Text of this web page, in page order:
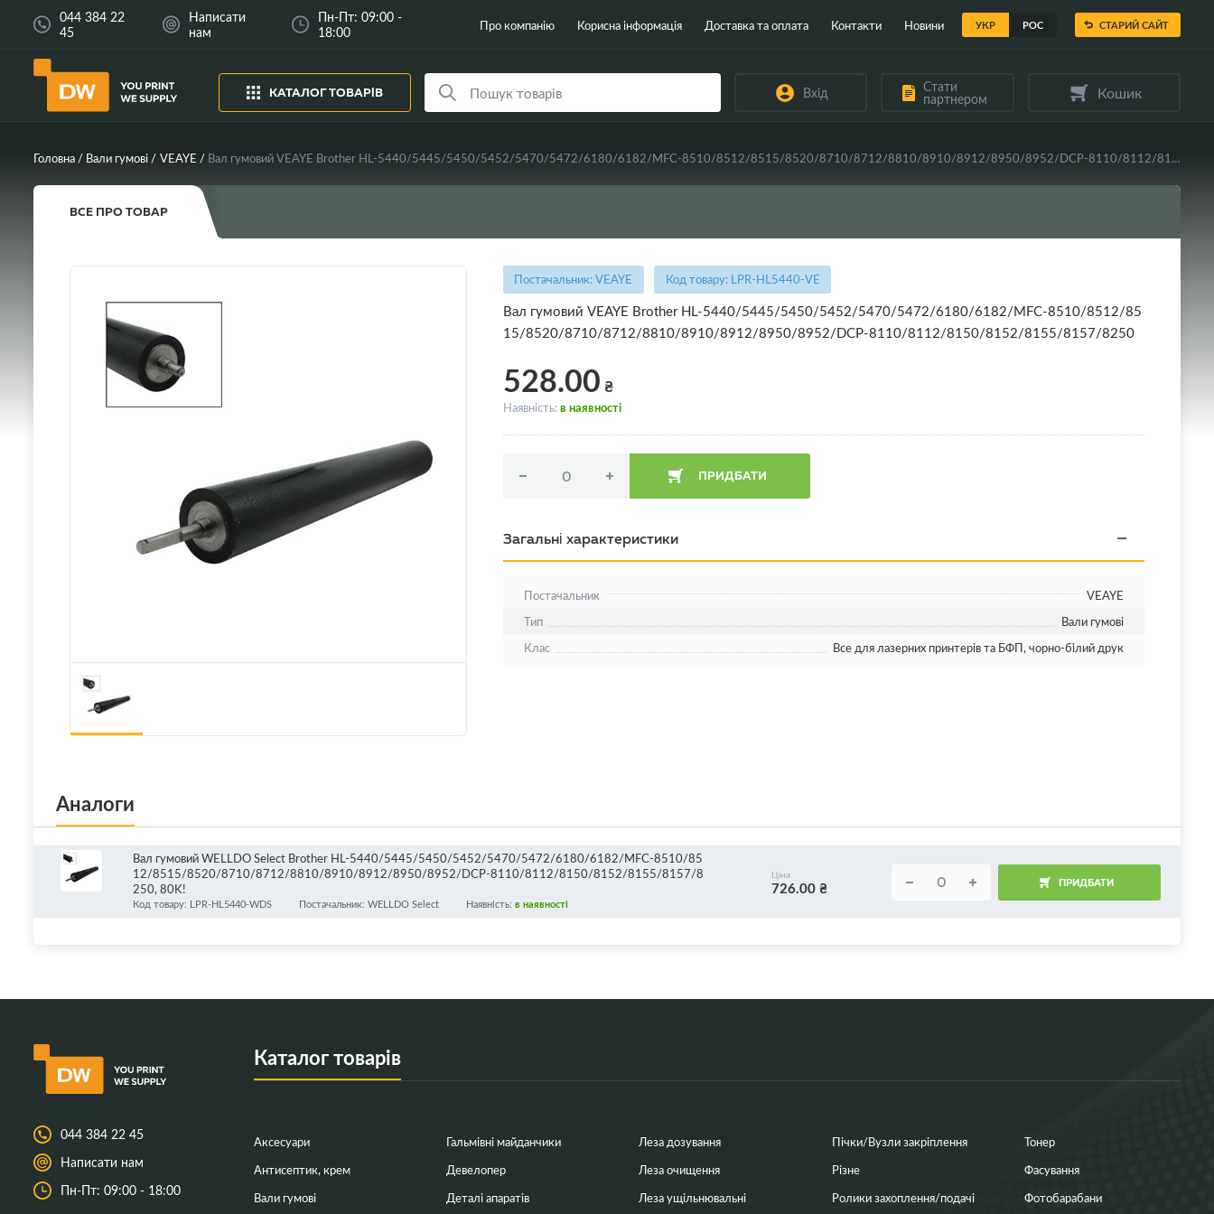
УКР РОС
044 384 22
45
Написати
нам
Пн-Пт: 09:00 -
18:00
Про компанію Корисна інформація Доставка та оплата Контакти Новини СТАРИЙ САЙТ
КАТАЛОГ ТОВАРІВ Вхід Стати
партнером Кошик
Головна Вали гумові VEAYE Вал гумовий VEAYE Brother HL-5440/5445/5450/5452/5470/5472/6180/6182/MFC-8510/8512/8515/8520/8710/8712/8810/8910/8912/8950/8952/DCP-8110/8112/8150/8152/8155/8157/8250
ВСЕ ПРО ТОВАР
Постачальник: VEAYE Код товару: LPR-HL5440-VE
Вал гумовий VEAYE Brother HL-5440/5445/5450/5452/5470/5472/6180/6182/MFC-8510/8512/85
15/8520/8710/8712/8810/8910/8912/8950/8952/DCP-8110/8112/8150/8152/8155/8157/8250
528.00 ₴
Наявність:в наявності
ПРИДБАТИ
Загальні характеристики
Постачальник
VEAYE
Тип
Вали гумові
Клас
Все для лазерних принтерів та БФП, чорно-білий друк
Аналоги
Вал гумовий WELLDO Select Brother HL-5440/5445/5450/5452/5470/5472/6180/6182/MFC-8510/85
12/8515/8520/8710/8712/8810/8910/8912/8950/8952/DCP-8110/8112/8150/8152/8155/8157/8
250, 80K!
Код товару: LPR-HL5440-WDS Постачальник: WELLDO Select Наявність: в наявності
Ціна
726.00 ₴ ПРИДБАТИ
044 384 22 45
Написати нам
Пн-Пт: 09:00 - 18:00
Каталог товарів
Аксесуари
Антисептик, крем
Вали гумові
Гальмівні майданчики
Девелопер
Деталі апаратів
Леза дозування
Леза очищення
Леза ущільнювальні
Пічки/Вузли закріплення
Різне
Ролики захоплення/подачі
Тонер
Фасування
Фотобарабани